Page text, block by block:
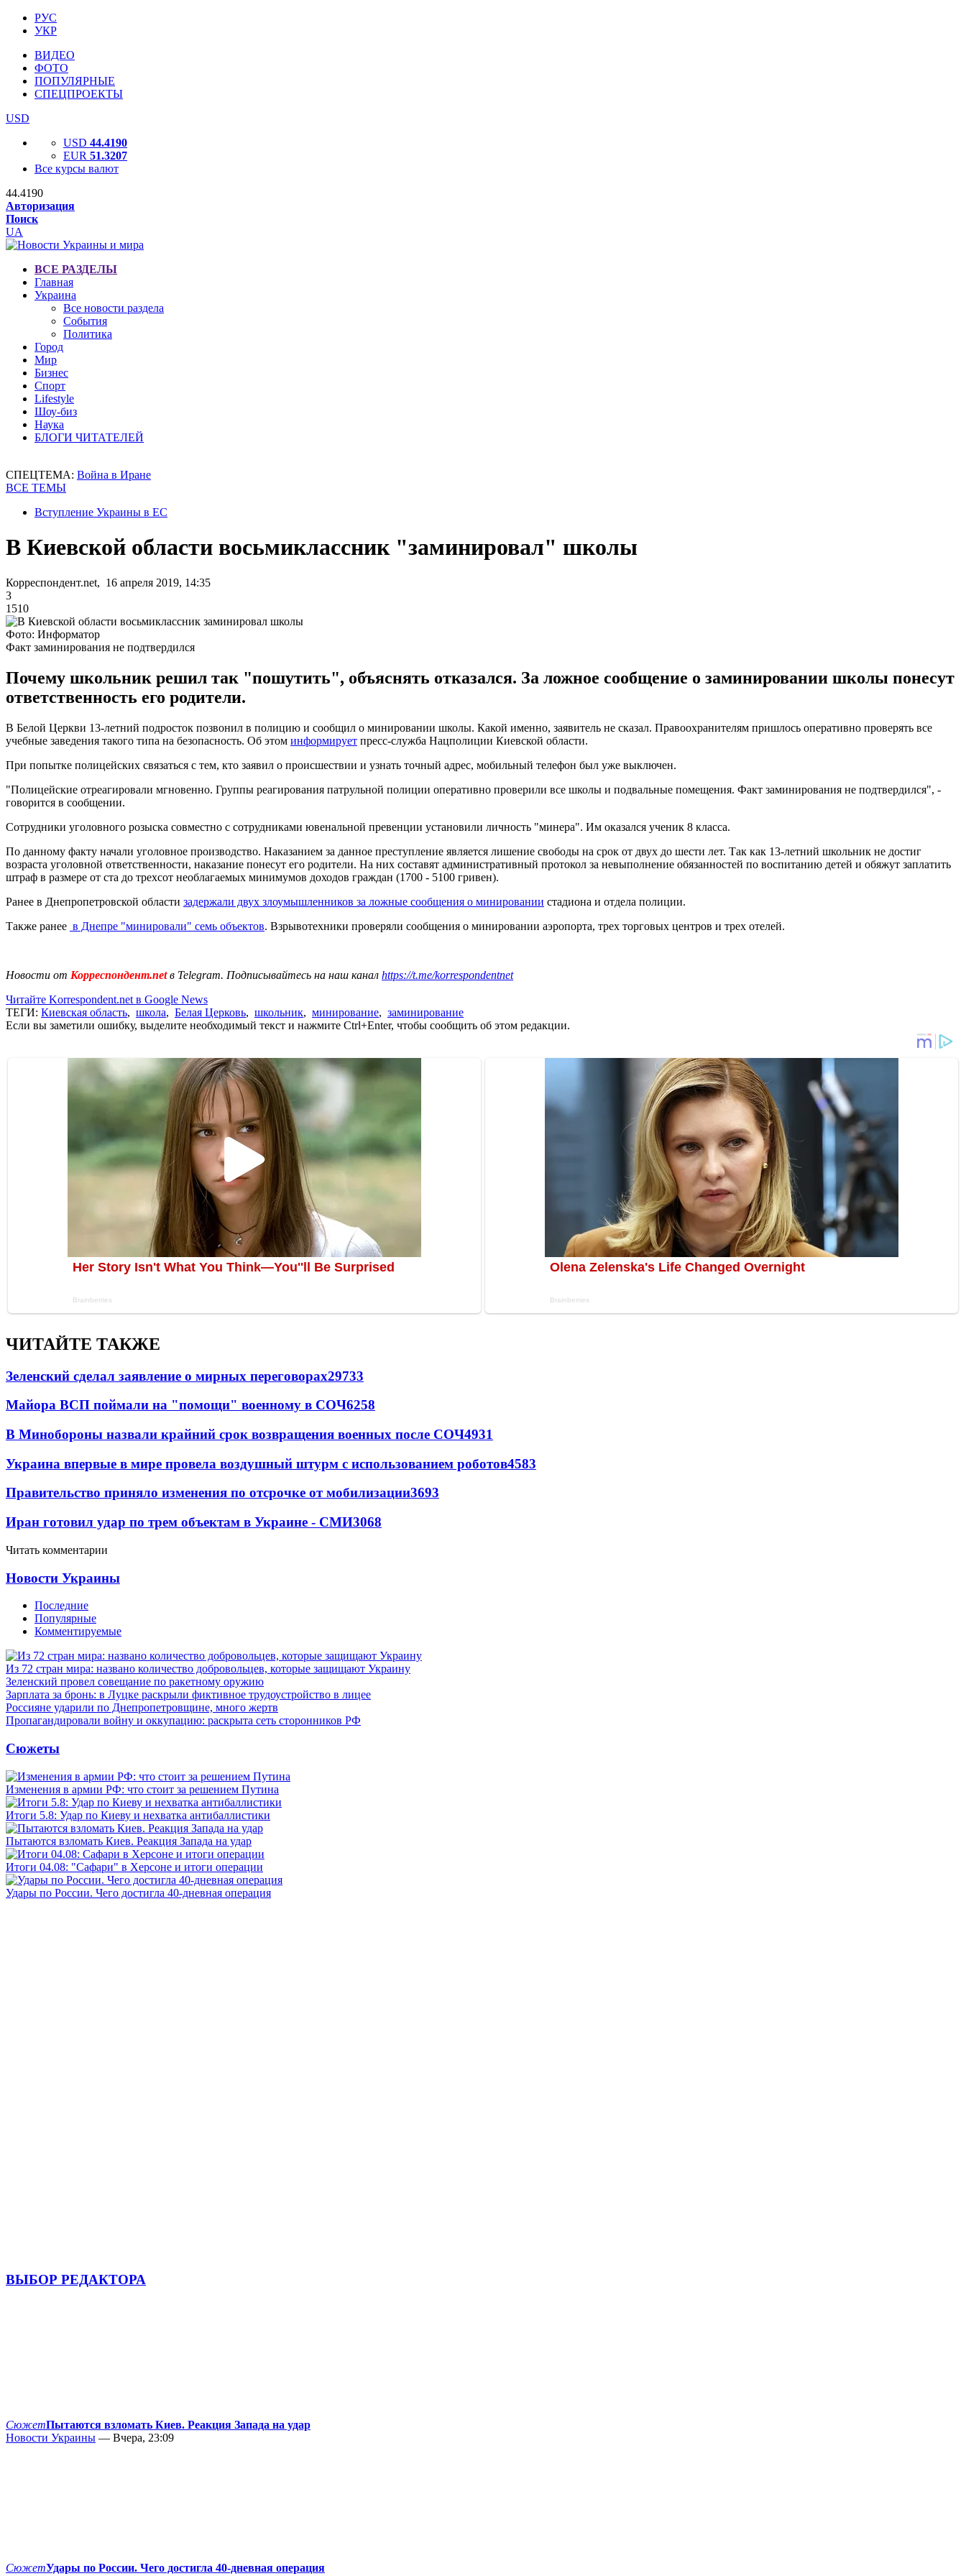
РУС
УКР
ВИДЕО
ФОТО
ПОПУЛЯРНЫЕ
СПЕЦПРОЕКТЫ
USD
USD 44.4190
EUR 51.3207
Все курсы валют
44.4190
Авторизация
Поиск
UA
ВСЕ РАЗДЕЛЫ
Главная
Украина
Все новости раздела
События
Политика
Город
Мир
Бизнес
Спорт
Lifestyle
Шоу-биз
Наука
БЛОГИ ЧИТАТЕЛЕЙ
СПЕЦТЕМА: Война в Иране
ВСЕ ТЕМЫ
Вступление Украины в ЕС
В Киевской области восьмиклассник "заминировал" школы
Корреспондент.net, 16 апреля 2019, 14:35
3
1510
Фото: Информатор
Факт заминирования не подтвердился
Почему школьник решил так "пошутить", объяснять отказался. За ложное сообщение о заминировании школы понесут
ответственность его родители.
В Белой Церкви 13-летний подросток позвонил в полицию и сообщил о минировании школы. Какой именно, заявитель не сказал. Правоохранителям пришлось оперативно проверять все
учебные заведения такого типа на безопасность. Об этом информирует пресс-служба Нацполиции Киевской области.
При попытке полицейских связаться с тем, кто заявил о происшествии и узнать точный адрес, мобильный телефон был уже выключен.
"Полицейские отреагировали мгновенно. Группы реагирования патрульной полиции оперативно проверили все школы и подвальные помещения. Факт заминирования не подтвердился", -
говорится в сообщении.
Сотрудники уголовного розыска совместно с сотрудниками ювенальной превенции установили личность "минера". Им оказался ученик 8 класса.
По данному факту начали уголовное производство. Наказанием за данное преступление является лишение свободы на срок от двух до шести лет. Так как 13-летний школьник не достиг
возраста уголовной ответственности, наказание понесут его родители. На них составят административный протокол за невыполнение обязанностей по воспитанию детей и обяжут заплатить
штраф в размере от ста до трехсот необлагаемых минимумов доходов граждан (1700 - 5100 гривен).
Ранее в Днепропетровской области задержали двух злоумышленников за ложные сообщения о минировании стадиона и отдела полиции.
Также ранее в Днепре "минировали" семь объектов. Взрывотехники проверяли сообщения о минировании аэропорта, трех торговых центров и трех отелей.
Новости от Корреспондент.netв Telegram. Подписывайтесь на наш канал https://t.me/korrespondentnet
Читайте Korrespondent.net в Google News
ТЕГИ: Киевская область, школа, Белая Церковь, школьник, минирование, заминирование
Если вы заметили ошибку, выделите необходимый текст и нажмите Ctrl+Enter, чтобы сообщить об этом редакции.
ЧИТАЙТЕ ТАКЖЕ
Зеленский сделал заявление о мирных переговорах29733
Майора ВСП поймали на "помощи" военному в СОЧ6258
В Минобороны назвали крайний срок возвращения военных после СОЧ4931
Украина впервые в мире провела воздушный штурм с использованием роботов4583
Правительство приняло изменения по отсрочке от мобилизации3693
Иран готовил удар по трем объектам в Украине - СМИ3068
Читать комментарии
Новости Украины
Последние
Популярные
Комментируемые
Из 72 стран мира: названо количество добровольцев, которые защищают Украину
Зеленский провел совещание по ракетному оружию
Зарплата за бронь: в Луцке раскрыли фиктивное трудоустройство в лицее
Россияне ударили по Днепропетровщине, много жертв
Пропагандировали войну и оккупацию: раскрыта сеть сторонников РФ
Сюжеты
Изменения в армии РФ: что стоит за решением Путина
Итоги 5.8: Удар по Киеву и нехватка антибаллистики
Пытаются взломать Киев. Реакция Запада на удар
Итоги 04.08: "Сафари" в Херсоне и итоги операции
Удары по России. Чего достигла 40-дневная операция
ВЫБОР РЕДАКТОРА
СюжетПытаются взломать Киев. Реакция Запада на удар
Новости Украины — Вчера, 23:09
СюжетУдары по России. Чего достигла 40-дневная операция